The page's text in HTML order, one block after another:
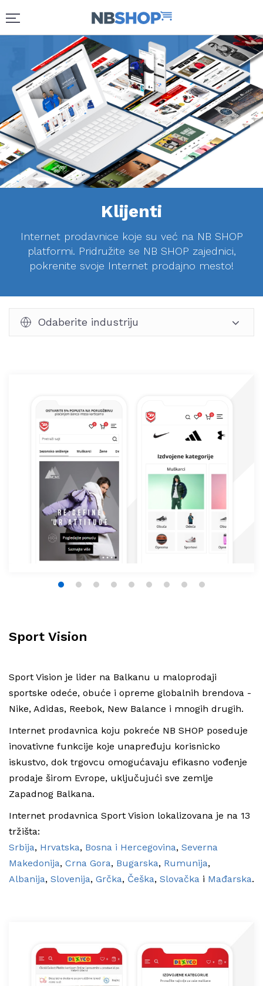
Klijenti
Internet prodavnice koje su već na NB SHOP
platformi. Pridružite se NB SHOP zajednici,
pokrenite svoje Internet prodajno mesto!
Odaberite industriju
Fashion
Gejming i hobi
Alati i tehnika
Aksesoari
Lepota i zdravlje
cosmetics
fashion
1 2 3 4 5 6 7 8 9
Sport Vision
Sport Vision je lider na Balkanu u maloprodaji
sportske odeće, obuće i opreme globalnih brendova -
Nike, Adidas, Reebok, New Balance i mnogih drugih.
Internet prodavnica koju pokreće NB SHOP poseduje
inovativne funkcije koje unapređuju korisnicko
iskustvo, dok trgovcu omogućavaju efikasno vođenje
prodaje širom Evrope, uključujući sve zemlje
Zapadnog Balkana.
Internet prodavnica Sport Vision lokalizovana je na 13
tržišta:
Srbija, Hrvatska, Bosna i Hercegovina, Severna
Makedonija, Crna Gora, Bugarska, Rumunija,
Albanija, Slovenija, Grčka, Češka, Slovačka i Mađarska.